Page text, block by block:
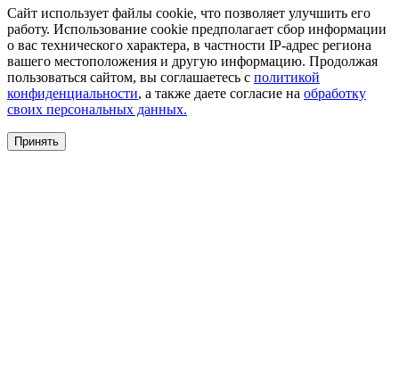
Сайт использует файлы cookie, что позволяет улучшить его
работу. Использование cookie предполагает сбор информации
о вас технического характера, в частности IP-адрес региона
вашего местоположения и другую информацию. Продолжая
пользоваться сайтом, вы соглашаетесь с политикой
конфиденциальности, а также даете согласие на обработку
своих персональных данных.
Принять